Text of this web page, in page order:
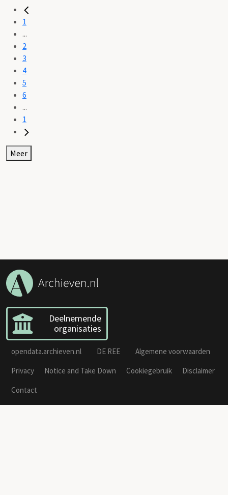
1
...
2
3
4
5
6
...
1
Meer
Deelnemende
organisaties
opendata.archieven.nl DE REE
Algemene voorwaarden
Privacy
Notice and Take Down Cookiegebruik
Disclaimer
Contact